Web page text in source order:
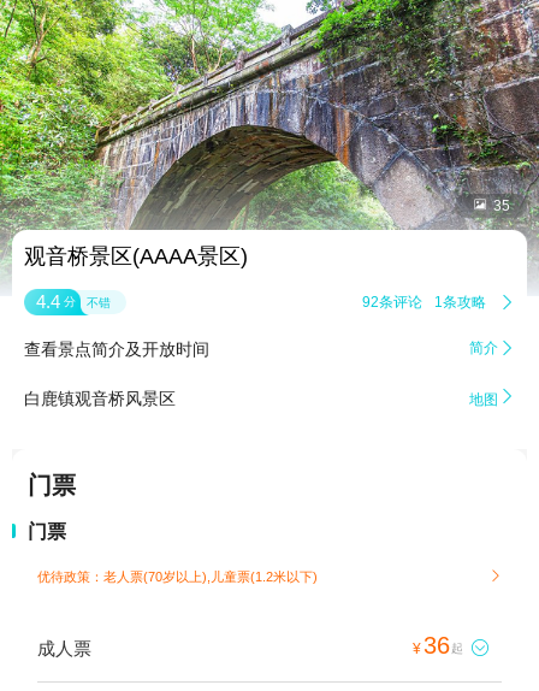
 35
观音桥景区(AAAA景区)
4.4 分 不错 92条评论 1条攻略 
查看景点简介及开放时间 简介 
白鹿镇观音桥风景区 地图 
门票
门票
优待政策：老人票(70岁以上),儿童票(1.2米以下) 
成人票 ¥36起 
